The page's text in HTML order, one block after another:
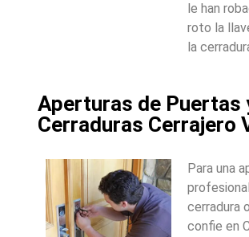
le han
roto la
la
Aperturas de Puertas
Cerraduras Cerrajero
Para una
cerradura
confie en